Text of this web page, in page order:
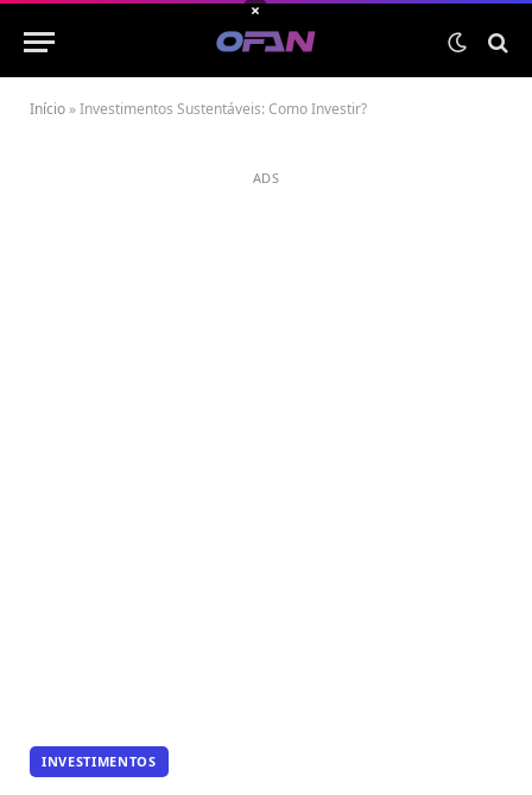
Início »Investimentos Sustentáveis: Como Investir?
ADS
INVESTIMENTOS
×